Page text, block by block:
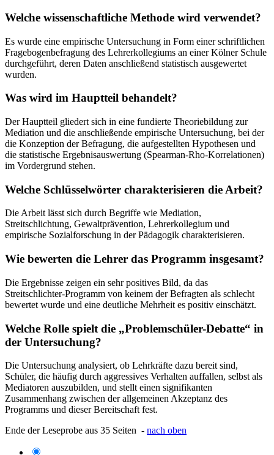
Welche wissenschaftliche Methode wird verwendet?
Es wurde eine empirische Untersuchung in Form einer schriftlichen
Fragebogenbefragung des Lehrerkollegiums an einer Kölner Schule
durchgeführt, deren Daten anschließend statistisch ausgewertet
wurden.
Was wird im Hauptteil behandelt?
Der Hauptteil gliedert sich in eine fundierte Theoriebildung zur
Mediation und die anschließende empirische Untersuchung, bei der
die Konzeption der Befragung, die aufgestellten Hypothesen und
die statistische Ergebnisauswertung (Spearman-Rho-Korrelationen)
im Vordergrund stehen.
Welche Schlüsselwörter charakterisieren die Arbeit?
Die Arbeit lässt sich durch Begriffe wie Mediation,
Streitschlichtung, Gewaltprävention, Lehrerkollegium und
empirische Sozialforschung in der Pädagogik charakterisieren.
Wie bewerten die Lehrer das Programm insgesamt?
Die Ergebnisse zeigen ein sehr positives Bild, da das
Streitschlichter-Programm von keinem der Befragten als schlecht
bewertet wurde und eine deutliche Mehrheit es positiv einschätzt.
Welche Rolle spielt die „Problemschüler-Debatte“ in
der Untersuchung?
Die Untersuchung analysiert, ob Lehrkräfte dazu bereit sind,
Schüler, die häufig durch aggressives Verhalten auffallen, selbst als
Mediatoren auszubilden, und stellt einen signifikanten
Zusammenhang zwischen der allgemeinen Akzeptanz des
Programms und dieser Bereitschaft fest.
Ende der Leseprobe aus 35 Seiten - nach oben